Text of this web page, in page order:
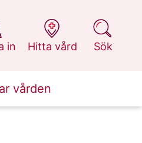
in
Hitta vård
på 1177.se
Sök
på 1177.se
vården